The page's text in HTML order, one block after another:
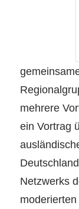
mehrere
ein Vortrag
Netzwerks